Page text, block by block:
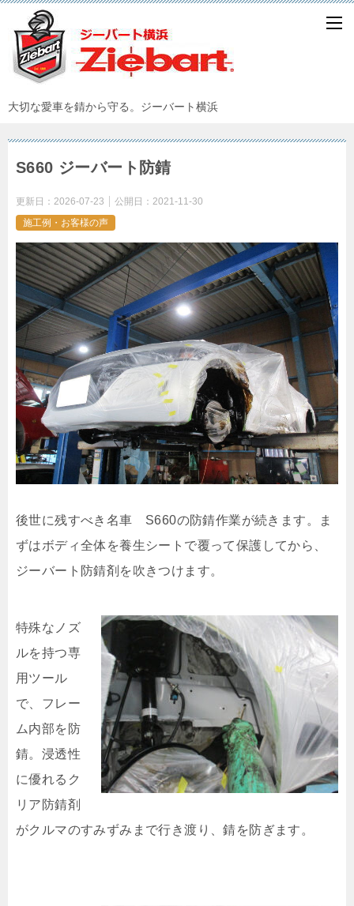
大切な愛車を錆から守る。ジーバート横浜
S660 ジーバート防錆
更新日： 2026-07-23 公開日： 2021-11-30
施工例・お客様の声
後世に残すべき名車 S660の防錆作業が続きます。ま
ずはボディ全体を養生シートで覆って保護してから、
ジーバート防錆剤を吹きつけます。
特殊なノズ
ルを持つ専
用ツール
で、フレー
ム内部を防
錆。浸透性
に優れるク
リア防錆剤
がクルマのすみずみまで行き渡り、錆を防ぎます。